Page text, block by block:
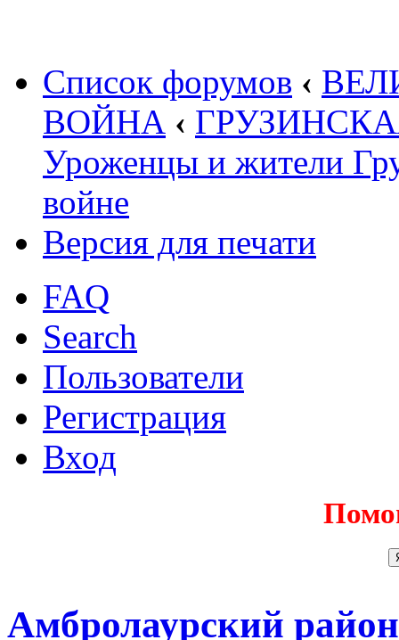
Список форумов ‹
ВОЙНА ‹
Уроженцы и жители
войне
Версия для печати
FAQ
Search
Пользователи
Регистрация
Вход
Амбролаурский